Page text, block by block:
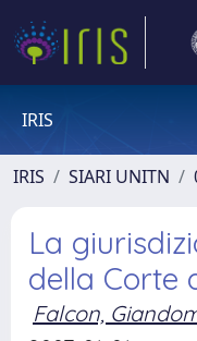
IRIS
IRIS SIARI UNITN
La
della Corte
Falcon,